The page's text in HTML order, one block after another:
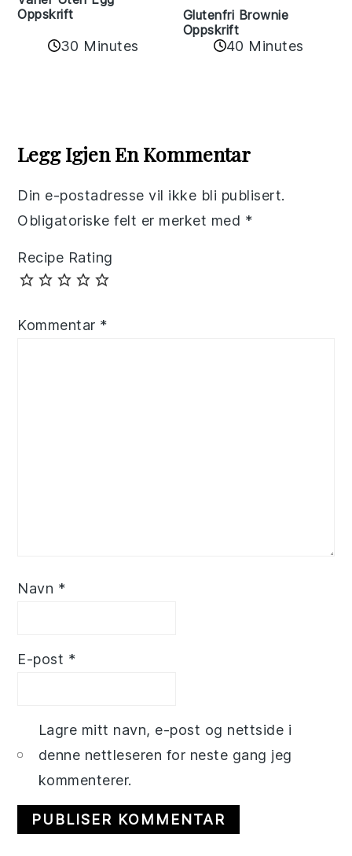
Oppskrift
30 Minutes
Glutenfri Brownie
Oppskrift
40 Minutes
Interactions
Legg Igjen En Kommentar
Din e-postadresse vil ikke bli publisert.
Obligatoriske felt er merket med *
Recipe Rating
Kommentar *
Navn *
E-post *
Lagre mitt navn, e-post og nettside i
denne nettleseren for neste gang jeg
kommenterer.